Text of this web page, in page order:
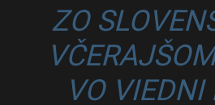
ZO
VO VIEDNI